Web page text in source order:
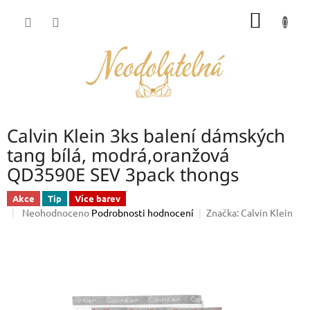
Calvin Klein 3ks balení dámských
tang bílá, modrá,oranžová
QD3590E SEV 3pack thongs
Akce Tip Více barev
Průměrné
Neohodnoceno Podrobnosti hodnocení Značka: Calvin Klein